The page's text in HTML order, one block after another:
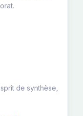
de synthèse,